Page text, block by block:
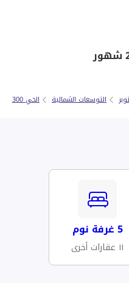
التوسعات الشمالية الحي 300
5 غرفة نوم
١١ عقارات أخرى